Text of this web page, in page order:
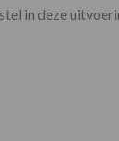
in deze